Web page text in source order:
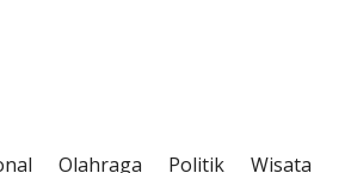
Olahraga Politik Wisata